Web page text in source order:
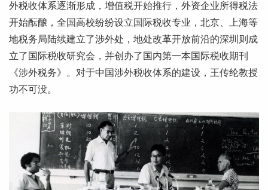
外税收体系逐渐形成，增值税开始推行，外资企业所得税法
开始酝酿，全国高校纷纷设立国际税收专业，北京、上海等
地税务局陆续建立了涉外处，地处改革开放前沿的深圳则成
立了国际税收研究会，并创办了国内第一本国际税收期刊
《涉外税务》。对于中国涉外税收体系的建设，王传纶教授
功不可没。